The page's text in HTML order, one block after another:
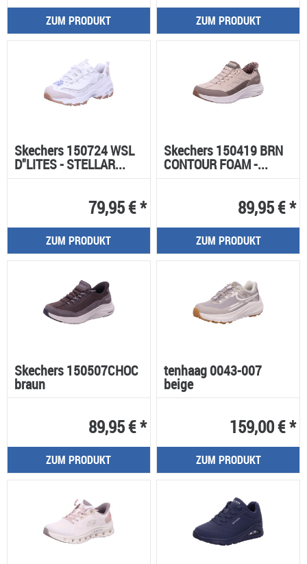
ZUM PRODUKT ZUM PRODUKT
Skechers 150724 WSL
D"LITES - STELLAR...
79,95 € *
ZUM PRODUKT
Skechers 150419 BRN
CONTOUR FOAM -...
89,95 € *
ZUM PRODUKT
Skechers 150507CHOC
braun
89,95 € *
ZUM PRODUKT
tenhaag 0043-007
beige
159,00 € *
ZUM PRODUKT